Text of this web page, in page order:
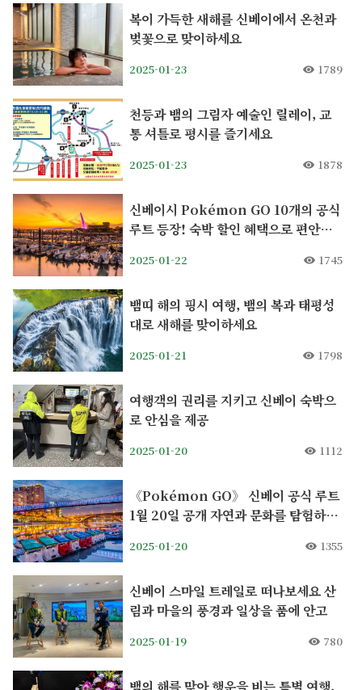
복이 가득한 새해를 신베이에서 온천과
벚꽃으로 맞이하세요
2025-01-23 1789
천등과 뱀의 그림자 예술인 릴레이, 교
통 셔틀로 평시를 즐기세요
2025-01-23 1878
신베이시 Pokémon GO 10개의 공식
루트 등장! 숙박 할인 혜택으로 편안하
2025-01-22 1745
뱀띠 해의 핑시 여행, 뱀의 복과 태평성
대로 새해를 맞이하세요
2025-01-21 1798
여행객의 권리를 지키고 신베이 숙박으
로 안심을 제공
2025-01-20 1112
《Pokémon GO》 신베이 공식 루트
1월 20일 공개 자연과 문화를 탐험하는
2025-01-20 1355
신베이 스마일 트레일로 떠나보세요 산
림과 마을의 풍경과 일상을 품에 안고
2025-01-19 780